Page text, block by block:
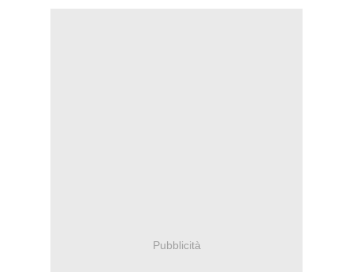
Pubblicità